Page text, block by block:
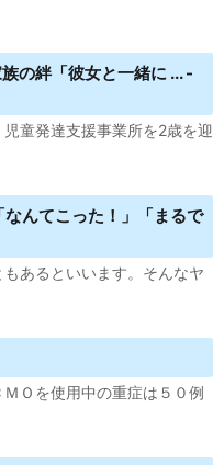
の絆「彼女と一緒に ... -
童発達支援事業所を2歳を迎
んてこった！」「まるで
あるといいます。そんなヤ
ＭＯを使用中の重症は５０例